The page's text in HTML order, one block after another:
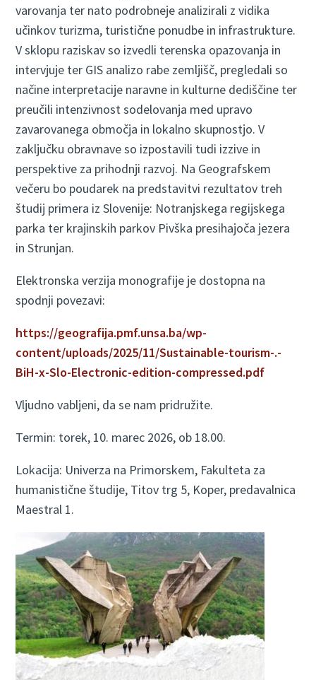
varovanja ter nato podrobneje analizirali z vidika
učinkov turizma, turistične ponudbe in infrastrukture.
V sklopu raziskav so izvedli terenska opazovanja in
intervjuje ter GIS analizo rabe zemljišč, pregledali so
načine interpretacije naravne in kulturne dediščine ter
preučili intenzivnost sodelovanja med upravo
zavarovanega območja in lokalno skupnostjo. V
zaključku obravnave so izpostavili tudi izzive in
perspektive za prihodnji razvoj. Na Geografskem
večeru bo poudarek na predstavitvi rezultatov treh
študij primera iz Slovenije: Notranjskega regijskega
parka ter krajinskih parkov Pivška presihajoča jezera
in Strunjan.
Elektronska verzija monografije je dostopna na
spodnji povezavi:
https://geografija.pmf.unsa.ba/wp-
content/uploads/2025/11/Sustainable-tourism-.-
BiH-x-Slo-Electronic-edition-compressed.pdf
Vljudno vabljeni, da se nam pridružite.
Termin: torek, 10. marec 2026, ob 18.00.
Lokacija: Univerza na Primorskem, Fakulteta za
humanistične študije, Titov trg 5, Koper, predavalnica
Maestral 1.